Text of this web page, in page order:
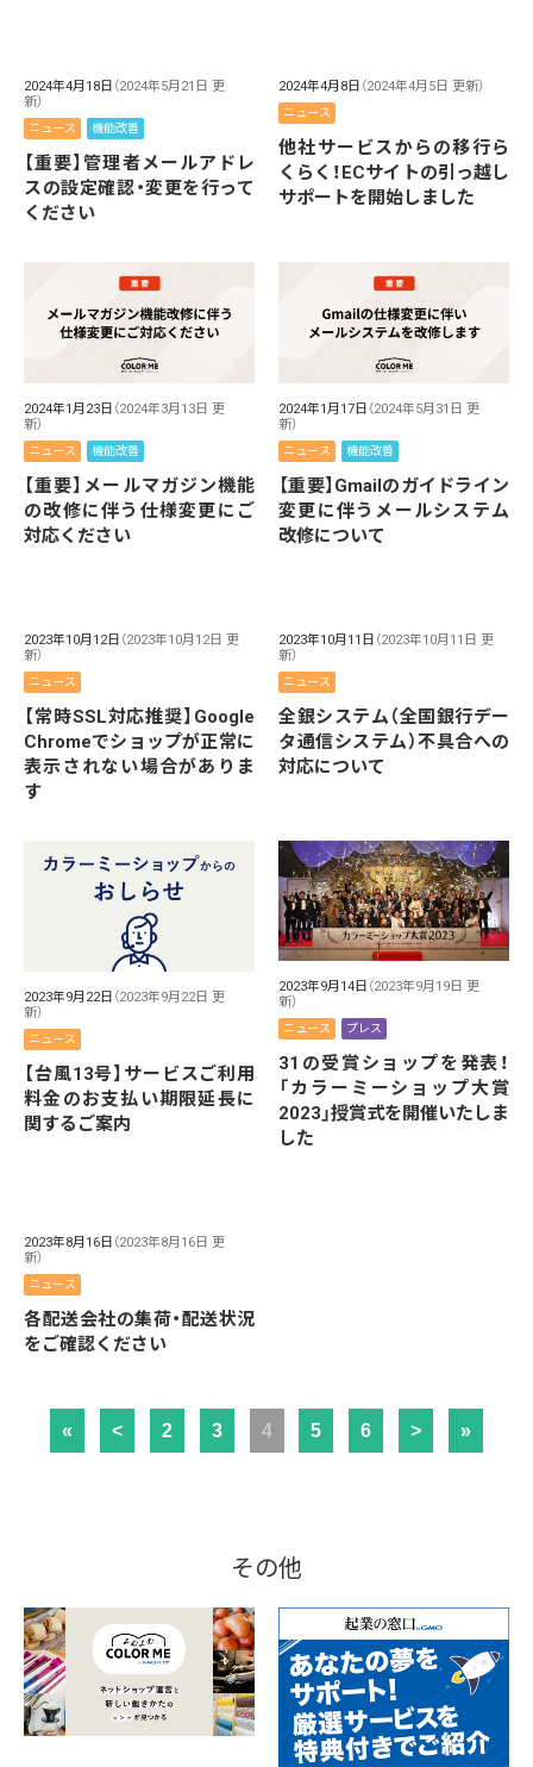
2024年4月18日 （2024年5月21日 更
新）
ニュース 機能改善
【重要】管理者メールアドレ
スの設定確認・変更を行って
ください
2024年4月8日 （2024年4月5日 更新）
ニュース
他社サービスからの移行ら
くらく！ECサイトの引っ越し
サポートを開始しました
2024年1月23日 （2024年3月13日 更
新）
ニュース 機能改善
【重要】メールマガジン機能
の改修に伴う仕様変更にご
対応ください
2024年1月17日 （2024年5月31日 更
新）
ニュース 機能改善
【重要】Gmailのガイドライン
変更に伴うメールシステム
改修について
2023年10月12日 （2023年10月12日 更
新）
ニュース
【常時SSL対応推奨】Google
Chromeでショップが正常に
表示されない場合がありま
す
2023年10月11日 （2023年10月11日 更
新）
ニュース
全銀システム（全国銀行デー
タ通信システム）不具合への
対応について
2023年9月22日 （2023年9月22日 更
新）
ニュース
【台風13号】サービスご利用
料金のお支払い期限延長に
関するご案内
2023年9月14日 （2023年9月19日 更
新）
ニュース プレス
31の受賞ショップを発表！
「カラーミーショップ大賞
2023」授賞式を開催いたしま
した
2023年8月16日 （2023年8月16日 更
新）
ニュース
各配送会社の集荷・配送状況
をご確認ください
« < 2 3 4 5 6 > »
その他